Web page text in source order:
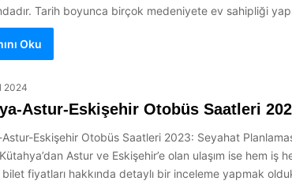
Tarih boyunca birçok medeniyete ev sahipliği
Oku
2024
Astur-Eskişehir Otobüs Saatleri
Eskişehir Otobüs Saatleri 2023: Seyahat
Astur ve Eskişehir’e olan ulaşım ise hem
bilet fiyatları hakkında detaylı bir inceleme yapmak